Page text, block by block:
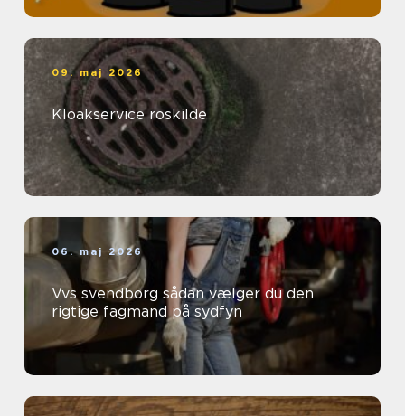
09. maj 2026
Kloakservice roskilde
06. maj 2026
Vvs svendborg sådan vælger du den
rigtige fagmand på sydfyn